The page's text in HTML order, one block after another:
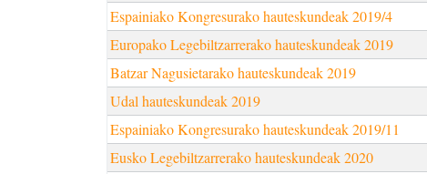
Espainiako Kongresurako hauteskundeak 2019/4
Europako Legebiltzarrerako hauteskundeak 2019
Batzar Nagusietarako hauteskundeak 2019
Udal hauteskundeak 2019
Espainiako Kongresurako hauteskundeak 2019/11
Eusko Legebiltzarrerako hauteskundeak 2020